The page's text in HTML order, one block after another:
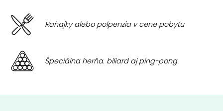
Raňajky alebo polpenzia v cene pobytu
Špeciálna herňa. biliard aj ping-pong